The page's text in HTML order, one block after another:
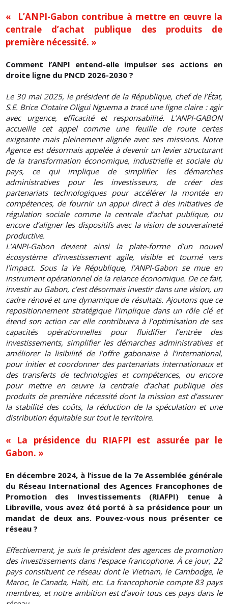
« L’ANPI-Gabon contribue à mettre en œuvre la
centrale d’achat publique des produits de
première nécessité. »
Comment l’ANPI entend-elle impulser ses actions en
droite ligne du PNCD 2026-2030 ?
Le 30 mai 2025, le président de la République, chef de l’État,
S.E. Brice Clotaire Oligui Nguema a tracé une ligne claire : agir
avec urgence, efficacité et responsabilité. L’ANPI-GABON
accueille cet appel comme une feuille de route certes
exigeante mais pleinement alignée avec ses missions. Notre
Agence est désormais appelée à devenir un levier structurant
de la transformation économique, industrielle et sociale du
pays, ce qui implique de simplifier les démarches
administratives pour les investisseurs, de créer des
partenariats technologiques pour accélérer la montée en
compétences, de fournir un appui direct à des initiatives de
régulation sociale comme la centrale d’achat publique, ou
encore d’aligner les dispositifs avec la vision de souveraineté
productive.
L’ANPI-Gabon devient ainsi la plate-forme d’un nouvel
écosystème d’investissement agile, visible et tourné vers
l’impact. Sous la Ve République, l’ANPI-Gabon se mue en
instrument opérationnel de la relance économique. De ce fait,
investir au Gabon, c’est désormais investir dans une vision, un
cadre rénové et une dynamique de résultats. Ajoutons que ce
repositionnement stratégique l’implique dans un rôle clé et
étend son action car elle contribuera à l’optimisation de ses
capacités opérationnelles pour fluidifier l’entrée des
investissements, simplifier les démarches administratives et
améliorer la lisibilité de l’offre gabonaise à l’international,
pour initier et coordonner des partenariats internationaux et
des transferts de technologies et compétences, ou encore
pour mettre en œuvre la centrale d’achat publique des
produits de première nécessité dont la mission est d’assurer
la stabilité des coûts, la réduction de la spéculation et une
distribution équitable sur tout le territoire.
« La présidence du RIAFPI est assurée par le
Gabon. »
En décembre 2024, à l’issue de la 7e Assemblée générale
du Réseau International des Agences Francophones de
Promotion des Investissements (RIAFPI) tenue à
Libreville, vous avez été porté à sa présidence pour un
mandat de deux ans. Pouvez-vous nous présenter ce
réseau ?
Effectivement, je suis le président des agences de promotion
des investissements dans l’espace francophone. À ce jour, 22
pays constituent ce réseau dont le Vietnam, le Cambodge, le
Maroc, le Canada, Haïti, etc. La francophonie compte 83 pays
membres, et notre ambition est d’avoir tous ces pays dans le